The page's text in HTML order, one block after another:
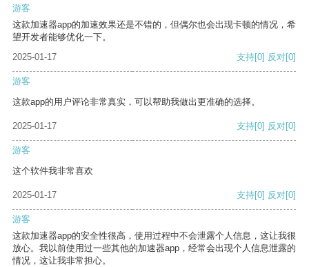
游客
这款加速器app的加速效果还是不错的，但偶尔也会出现卡顿的情况，希
望开发者能够优化一下。
2025-01-17
支持[0] 反对[0]
游客
这款app的用户评论非常真实，可以帮助我做出更准确的选择。
2025-01-17 支持[0] 反对[0]
游客
这个软件我非常喜欢
2025-01-17 支持[0] 反对[0]
游客
这款加速器app的安全性很高，使用过程中不会泄露个人信息，这让我很
放心。我以前使用过一些其他的加速器app，经常会出现个人信息泄露的
情况，这让我非常担心。